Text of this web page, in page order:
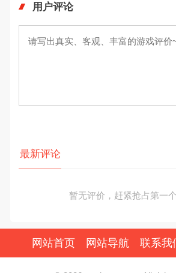
用户评论
最新评论
暂无评价，赶紧抢占第一
网站首页 网站导航 联系我